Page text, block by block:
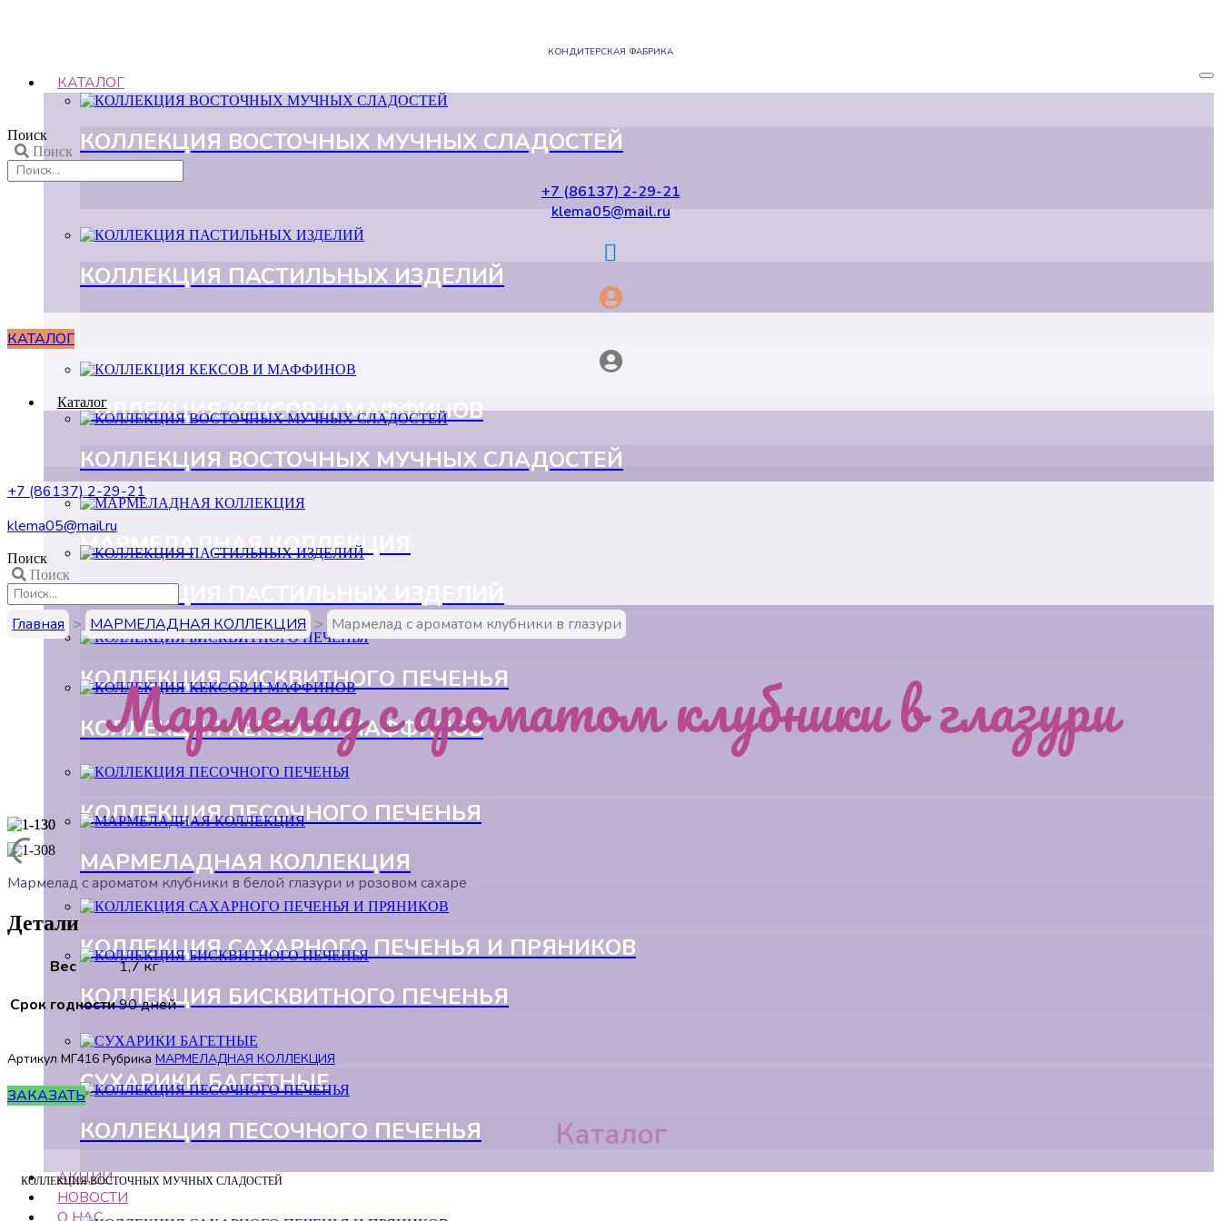
КОНДИТЕРСКАЯ ФАБРИКА
КАТАЛОГ
КОЛЛЕКЦИЯ ВОСТОЧНЫХ МУЧНЫХ СЛАДОСТЕЙ
КОЛЛЕКЦИЯ ПАСТИЛЬНЫХ ИЗДЕЛИЙ
КОЛЛЕКЦИЯ КЕКСОВ И МАФФИНОВ
МАРМЕЛАДНАЯ КОЛЛЕКЦИЯ
КОЛЛЕКЦИЯ БИСКВИТНОГО ПЕЧЕНЬЯ
КОЛЛЕКЦИЯ ПЕСОЧНОГО ПЕЧЕНЬЯ
КОЛЛЕКЦИЯ САХАРНОГО ПЕЧЕНЬЯ И ПРЯНИКОВ
СУХАРИКИ БАГЕТНЫЕ
АКЦИИ
НОВОСТИ
О НАС
Поиск
Поиск
+7 (86137) 2-29-21
klema05@mail.ru
КАТАЛОГ
Каталог
КОЛЛЕКЦИЯ ВОСТОЧНЫХ МУЧНЫХ СЛАДОСТЕЙ
КОЛЛЕКЦИЯ ПАСТИЛЬНЫХ ИЗДЕЛИЙ
КОЛЛЕКЦИЯ КЕКСОВ И МАФФИНОВ
МАРМЕЛАДНАЯ КОЛЛЕКЦИЯ
КОЛЛЕКЦИЯ БИСКВИТНОГО ПЕЧЕНЬЯ
КОЛЛЕКЦИЯ ПЕСОЧНОГО ПЕЧЕНЬЯ
+7 (86137) 2-29-21
klema05@mail.ru
Поиск
Поиск
Главная > МАРМЕЛАДНАЯ КОЛЛЕКЦИЯ > Мармелад с ароматом клубники в глазури
Мармелад с ароматом клубники в глазури
Мармелад с ароматом клубники в белой глазури и розовом сахаре
Детали
Вес
1,7 кг
Срок годности90 дней
Артикул МГ416 Рубрика МАРМЕЛАДНАЯ КОЛЛЕКЦИЯ
ЗАКАЗАТЬ
Каталог
КОЛЛЕКЦИЯ ВОСТОЧНЫХ МУЧНЫХ СЛАДОСТЕЙ